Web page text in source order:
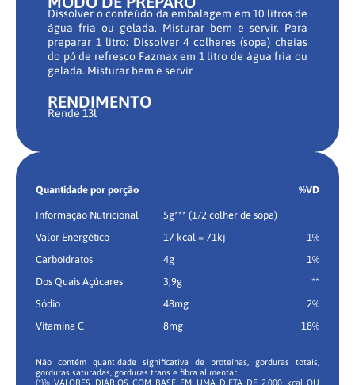
Dissolver o conteúdo da embalagem em 10 litros de
água fria ou gelada. Misturar bem e servir. Para
preparar 1 litro: Dissolver 4 colheres (sopa) cheias
do pó de refresco Fazmax em 1 litro de água fria ou
gelada. Misturar bem e servir.
RENDIMENTO
Rende 13l
Quantidade por porção %VD
Informação Nutricional
5g*** (1/2 colher de sopa)
Valor Energético
17 kcal = 71kj
1%
Carboidratos
4g
1%
Dos Quais Açúcares
3,9g
**
Sódio
48mg
2%
Vitamina C
8mg 18%
Não contém quantidade significativa de proteínas, gorduras totais,
gorduras saturadas, gorduras trans e fibra alimentar.
(*)% VALORES DIÁRIOS COM BASE EM UMA DIETA DE 2.000 kcal OU